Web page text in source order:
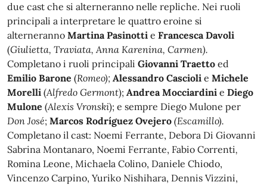
due cast che si alterneranno nelle repliche. Nei ruoli
principali a interpretare le quattro eroine si
alterneranno Martina Pasinotti e Francesca Davoli
(Giulietta, Traviata, Anna Karenina, Carmen).
Completano i ruoli principali Giovanni Traetto ed
Emilio Barone (Romeo); Alessandro Cascioli e Michele
Morelli (Alfredo Germont); Andrea Mocciardini e Diego
Mulone (Alexis Vronski); e sempre Diego Mulone per
Don José; Marcos Rodríguez Ovejero (Escamillo).
Completano il cast: Noemi Ferrante, Debora Di Giovanni
Sabrina Montanaro, Noemi Ferrante, Fabio Correnti,
Romina Leone, Michaela Colino, Daniele Chiodo,
Vincenzo Carpino, Yuriko Nishihara, Dennis Vizzini,